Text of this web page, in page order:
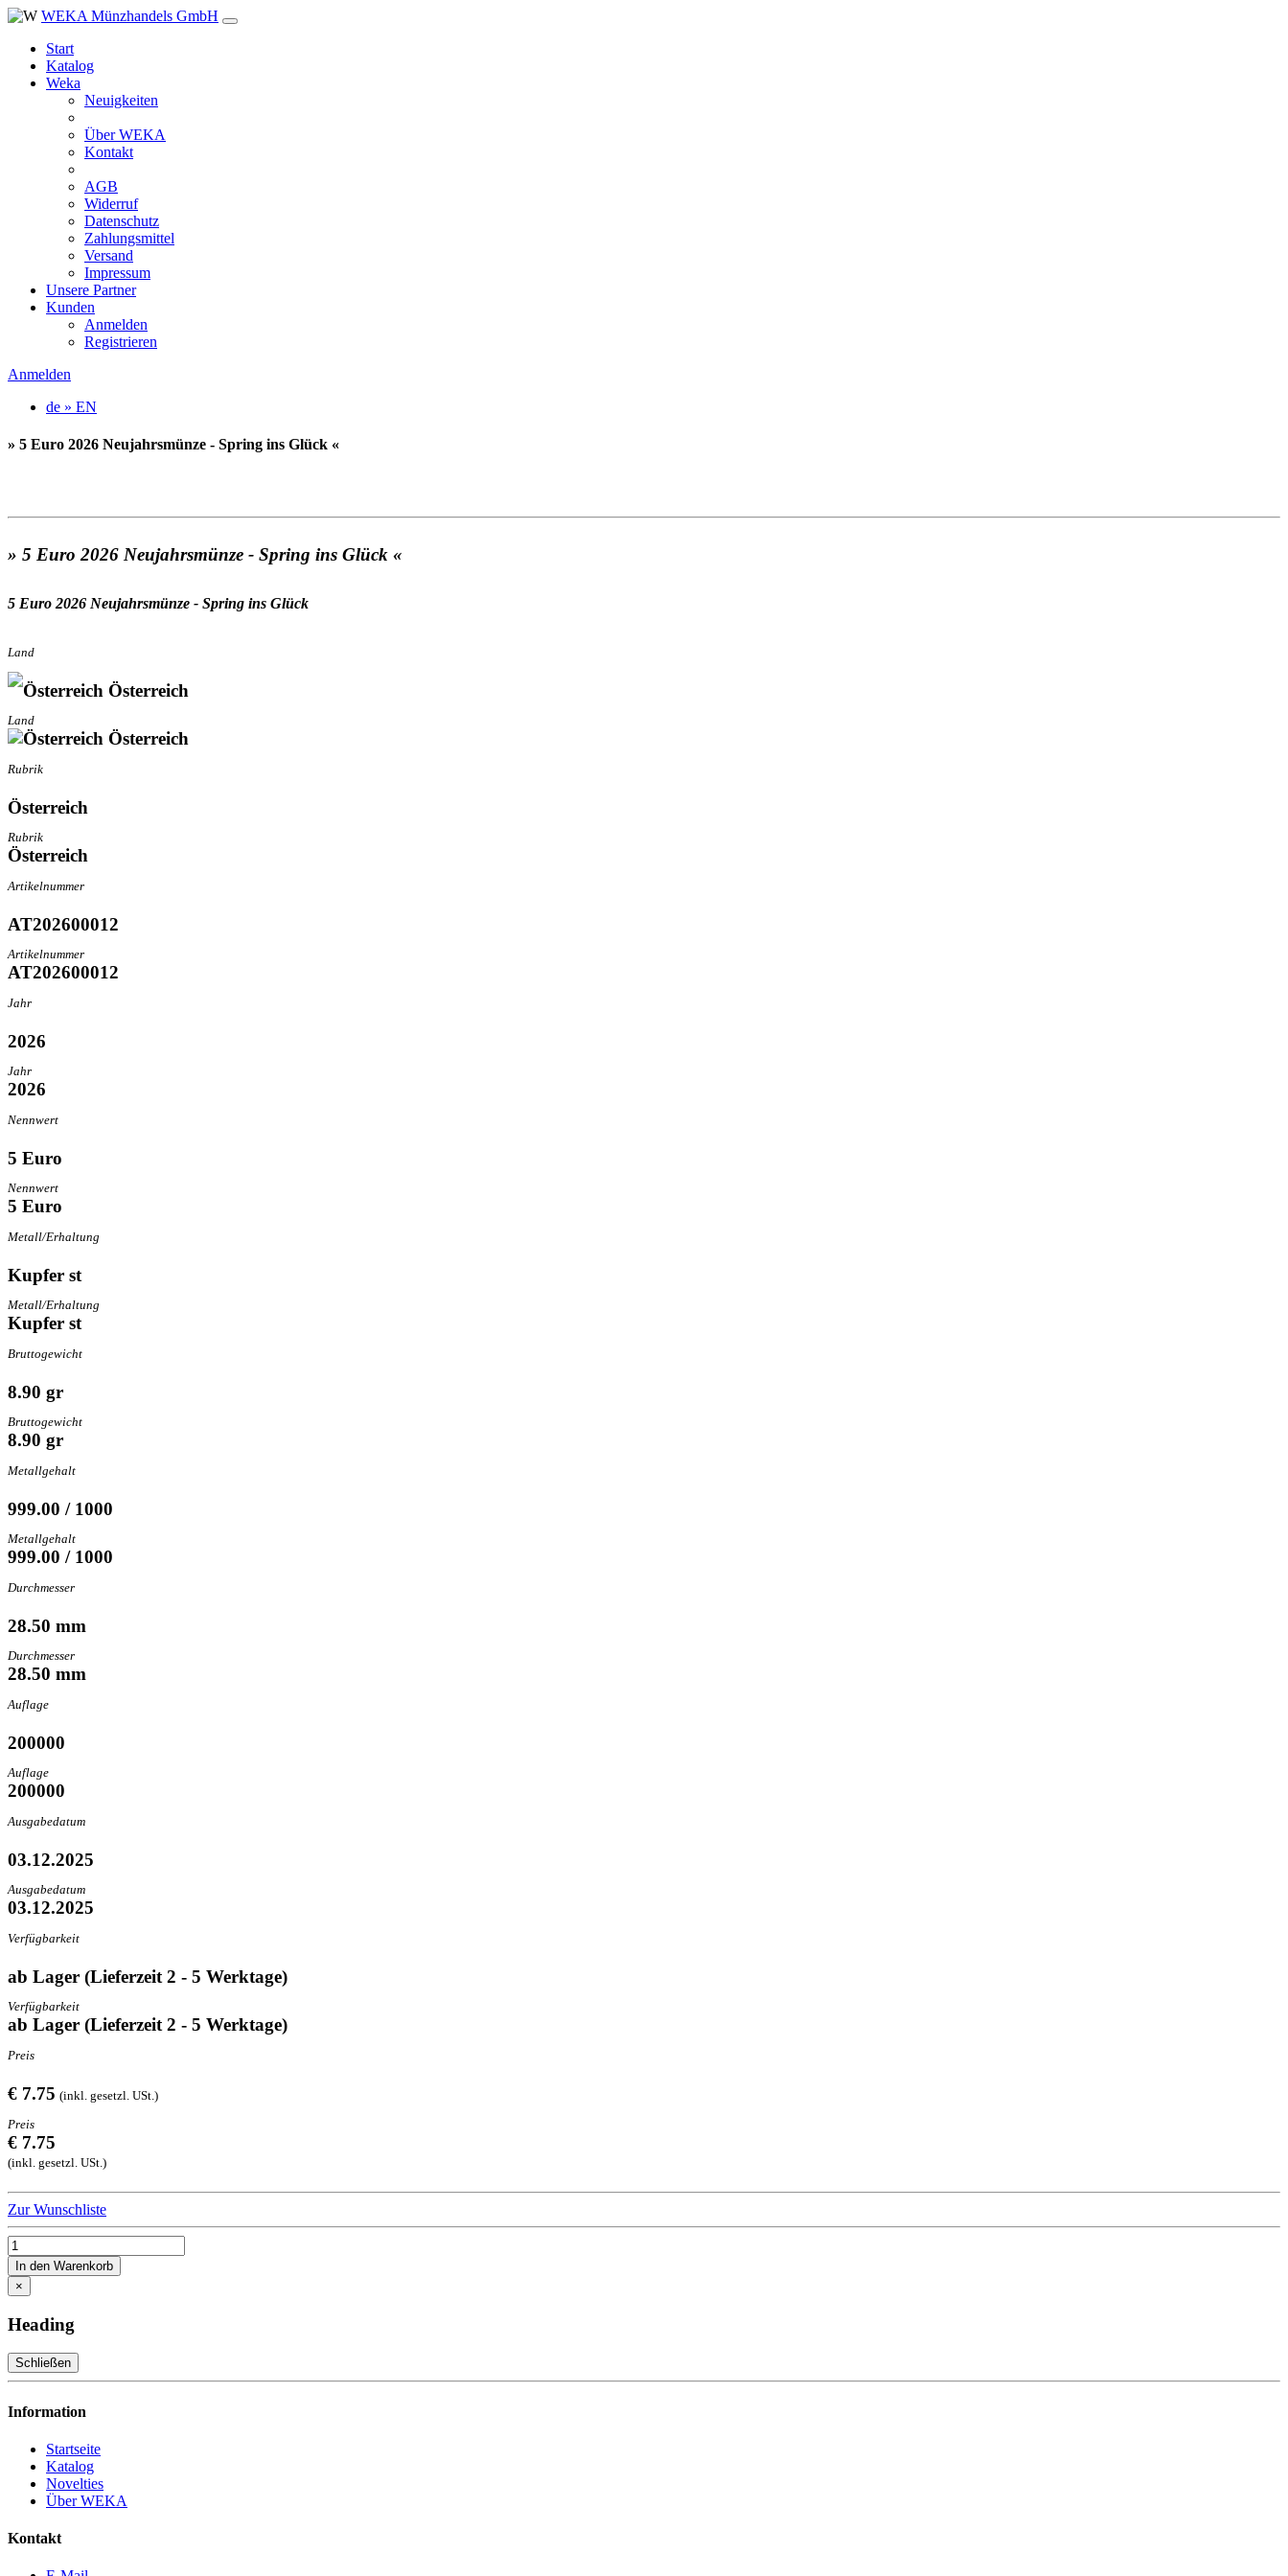
WEKA Münzhandels GmbH
Start
Katalog
Weka
Neuigkeiten
Über WEKA
Kontakt
AGB
Widerruf
Datenschutz
Zahlungsmittel
Versand
Impressum
Unsere Partner
Kunden
Anmelden
Registrieren
Anmelden
de » EN
» 5 Euro 2026 Neujahrsmünze - Spring ins Glück «
» 5 Euro 2026 Neujahrsmünze - Spring ins Glück «
5 Euro 2026 Neujahrsmünze - Spring ins Glück
Land
Österreich
Land
Österreich
Rubrik
Österreich
Rubrik
Österreich
Artikelnummer
AT202600012
Artikelnummer
AT202600012
Jahr
2026
Jahr
2026
Nennwert
5 Euro
Nennwert
5 Euro
Metall/Erhaltung
Kupfer st
Metall/Erhaltung
Kupfer st
Bruttogewicht
8.90 gr
Bruttogewicht
8.90 gr
Metallgehalt
999.00 / 1000
Metallgehalt
999.00 / 1000
Durchmesser
28.50 mm
Durchmesser
28.50 mm
Auflage
200000
Auflage
200000
Ausgabedatum
03.12.2025
Ausgabedatum
03.12.2025
Verfügbarkeit
ab Lager (Lieferzeit 2 - 5 Werktage)
Verfügbarkeit
ab Lager (Lieferzeit 2 - 5 Werktage)
Preis
€ 7.75 (inkl. gesetzl. USt.)
Preis
€ 7.75
(inkl. gesetzl. USt.)
Zur Wunschliste
In den Warenkorb
×
Heading
Schließen
Information
Startseite
Katalog
Novelties
Über WEKA
Kontakt